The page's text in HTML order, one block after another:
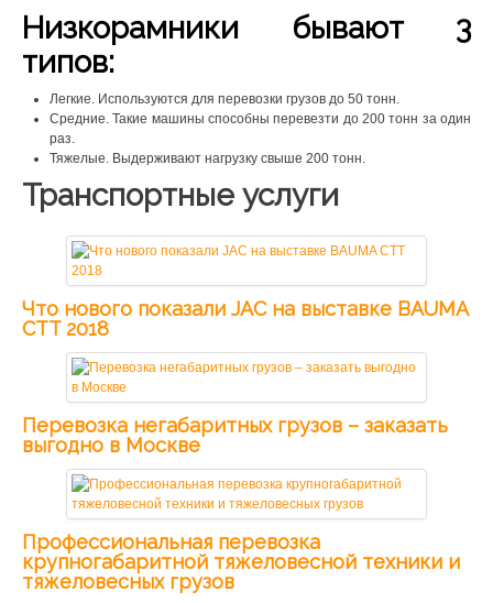
Низкорамники бывают 3
типов:
Легкие. Используются для перевозки грузов до 50 тонн.
Средние. Такие машины способны перевезти до 200 тонн за один
раз.
Тяжелые. Выдерживают нагрузку свыше 200 тонн.
Транспортные услуги
Что нового показали JAC на выставке BAUMA
CTT 2018
Перевозка негабаритных грузов – заказать
выгодно в Москве
Профессиональная перевозка
крупногабаритной тяжеловесной техники и
тяжеловесных грузов